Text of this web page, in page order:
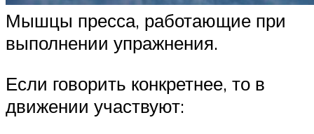
Мышцы пресса, работающие при
выполнении упражнения.
Если говорить конкретнее, то в
движении участвуют: